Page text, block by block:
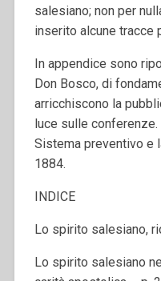
salesiano; non per
inserito alcune tracce
In appendice sono
Don Bosco, di
arricchiscono la
luce sulle
Sistema preventivo e
1884.
INDICE
Lo spirito salesiano,
Lo spirito salesiano